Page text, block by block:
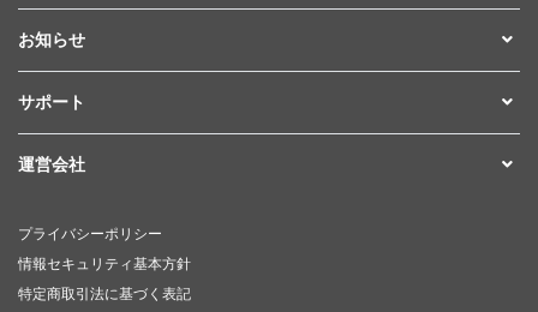
お知らせ
サポート
運営会社
プライバシーポリシー
情報セキュリティ基本方針
特定商取引法に基づく表記